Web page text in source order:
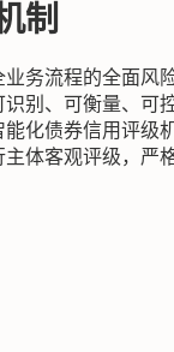
制
务流程的全面风
别、可衡量、可
化债券信用评级
体客观评级，严